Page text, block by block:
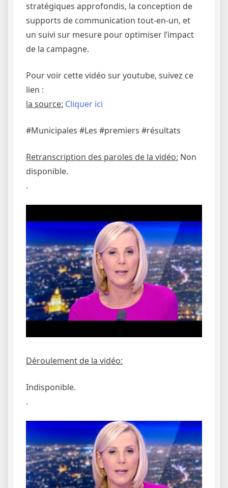
stratégiques approfondis, la conception de
supports de communication tout-en-un, et
un suivi sur mesure pour optimiser l’impact
de la campagne.
Pour voir cette vidéo sur youtube, suivez ce
lien :
la source: Cliquer ici
#Municipales #Les #premiers #résultats
Retranscription des paroles de la vidéo: Non
disponible.
.
Déroulement de la vidéo:
Indisponible.
.